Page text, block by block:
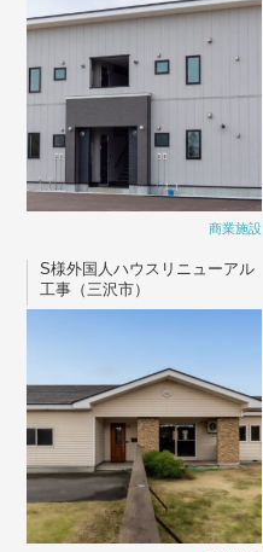
商業施設
S様外国人ハウスリニューアル
工事（三沢市）